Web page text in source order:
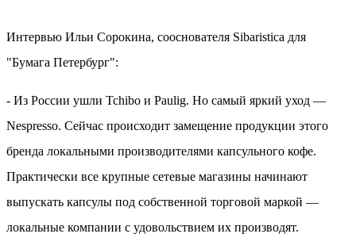
Интервью Ильи Сорокина, сооснователя Sibaristica для
"Бумага Петербург":
- Из России ушли Tchibo и Paulig. Но самый яркий уход —
Nespresso. Сейчас происходит замещение продукции этого
бренда локальными производителями капсульного кофе.
Практически все крупные сетевые магазины начинают
выпускать капсулы под собственной торговой маркой —
локальные компании с удовольствием их производят.